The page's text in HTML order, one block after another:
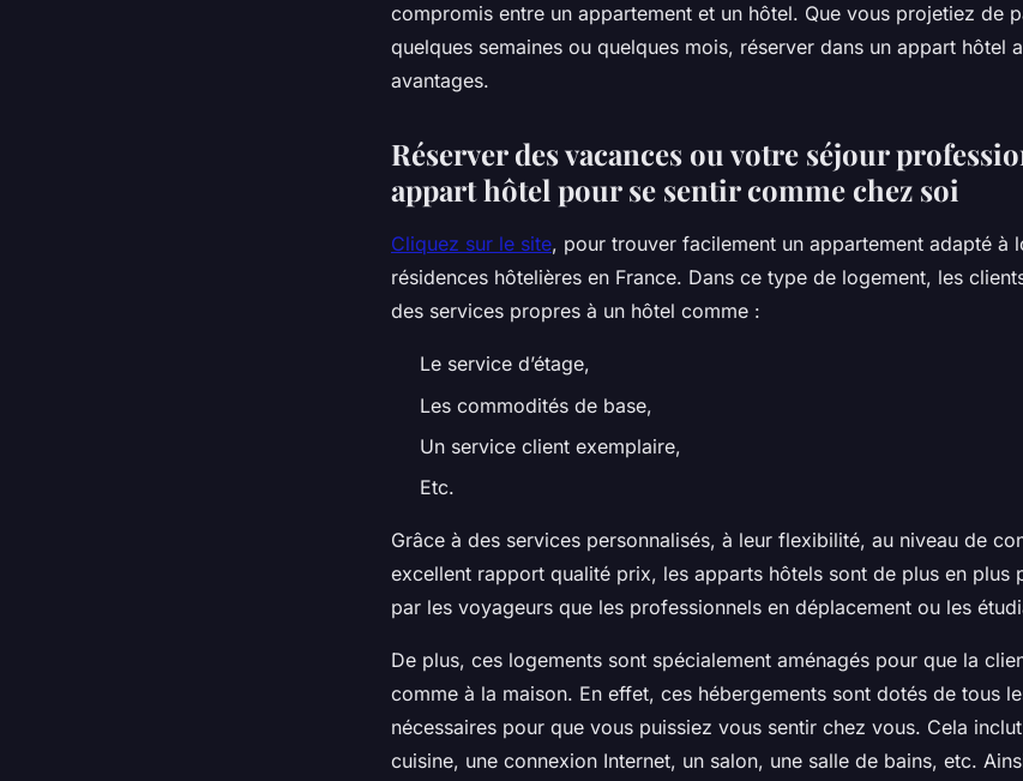
compromis entre un appartement et un hôtel. Que vous projetiez de
quelques semaines ou quelques mois, réserver dans un appart hôtel
avantages.
Réserver des vacances ou votre séjour
appart hôtel pour se sentir comme chez soi
Cliquez sur le site, pour trouver facilement un appartement adapté à
résidences hôtelières en France. Dans ce type de logement, les
des services propres à un hôtel comme :
Le service d’étage,
Les commodités de base,
Un service client exemplaire,
Etc.
Grâce à des services personnalisés, à leur flexibilité, au niveau de
excellent rapport qualité prix, les apparts hôtels sont de plus en plus
par les voyageurs que les professionnels en déplacement ou les
De plus, ces logements sont spécialement aménagés pour que la
comme à la maison. En effet, ces hébergements sont dotés de tous
nécessaires pour que vous puissiez vous sentir chez vous. Cela
cuisine, une connexion Internet, un salon, une salle de bains, etc.